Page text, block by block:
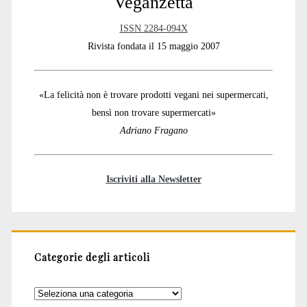
ISSN 2284-094X
Rivista fondata il 15 maggio 2007
«La felicità non è trovare prodotti vegani nei supermercati,
bensì non trovare supermercati»
Adriano Fragano
Iscriviti alla Newsletter
Categorie degli articoli
Categorie